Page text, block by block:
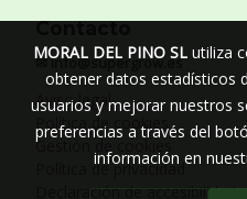
Contacto
✉ info@supergrow.es
Aviso legal
Política de cookies
Gestión de cookies
Política de privacidad
Declaración de accesibilidad
MORAL DEL PINO SLutiliza
obtener datos estadísticos
usuarios y mejorar nuestros
preferencias a través del
información en